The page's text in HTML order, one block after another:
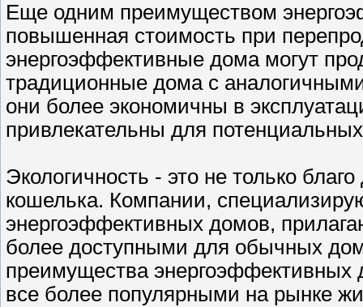
Еще одним преимуществом
повышенная стоимость при
энергоэффективные дома могут
традиционные дома с
они более экономичны в
привлекательны для
Экологичность - это не только
кошелька. Компании,
энергоэффективных домов,
более доступными для обычных
преимущества энергоэффективных
все более популярными на рынке